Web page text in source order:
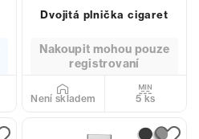
Dvojitá plnička cigaret
Nakoupit mohou pouze
registrovaní
Není skladem 5 ks